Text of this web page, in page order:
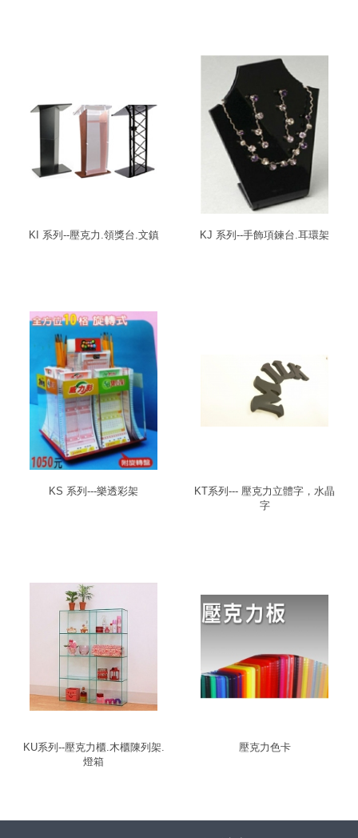
KI 系列--壓克力.領獎台.文鎮 KJ 系列--手飾項鍊台.耳環架
KS 系列---樂透彩架
KT系列--- 壓克力立體字，水晶
字
KU系列--壓克力櫃.木櫃陳列架.
燈箱
壓克力色卡